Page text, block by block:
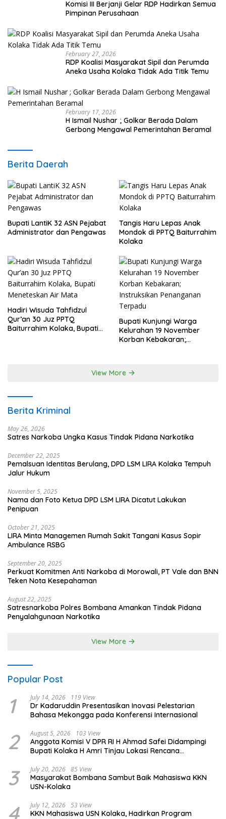
Komisi III Berjanji Gelar RDP Hadirkan Semua
Pimpinan Perusahaan
February 27, 2026
RDP Koalisi Masyarakat Sipil dan Perumda
Aneka Usaha Kolaka Tidak Ada Titik Temu
February 17, 2026
H Ismail Nushar ; Golkar Berada Dalam
Gerbong Mengawal Pemerintahan Beramal
Berita Daerah
Bupati LantiK 32 ASN Pejabat
Administrator dan Pengawas
Tangis Haru Lepas Anak
Mondok di PPTQ Baiturrahim
Kolaka
Hadiri Wisuda Tahfidzul
Qur’an 30 Juz PPTQ
Baiturrahim Kolaka, Bupati
Bupati Kunjungi Warga
Kelurahan 19 November
Korban Kebakaran;
View More
Berita Kriminal
May 26, 2026
Satres Narkoba Ungka Kasus Tindak Pidana Narkotika
December 22, 2025
Pemalsuan Identitas Berulang, DPD LSM LIRA Kolaka Tempuh
Jalur Hukum
November 5, 2025
Nama dan Foto Ketua DPD LSM LIRA Dicatut Lakukan
Penipuan
October 21, 2025
LIRA Minta Managemen Rumah Sakit Tangani Kasus Sopir
Ambulance RSBG
September 20, 2025
Perkuat Komitmen Anti Narkoba di Morowali, PT Vale dan BNN
Teken Nota Kesepahaman
August 22, 2025
Satresnarkoba Polres Bombana Amankan Tindak Pidana
Penyalahgunaan Narkotika
View More
Popular Post
1 July 14, 2026 119 View
Dr Kadaruddin Presentasikan Inovasi Pelestarian
Bahasa Mekongga pada Konferensi Internasional
2 August 5, 2026 103 View
Anggota Komisi V DPR RI H Ahmad Safei Didampingi
Bupati Kolaka H Amri Tinjau Lokasi Rencana
Wundulako
3 July 20, 2026 85 View
Masyarakat Bombana Sambut Baik Mahasiswa KKN
USN-Kolaka
4 July 12, 2026 53 View
KKN Mahasiswa USN Kolaka, Hadirkan Program